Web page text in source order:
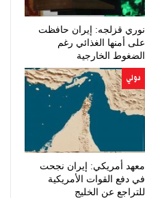
نوري قزلجه: إيران حافظت
على أمنها الغذائي رغم
الضغوط الخارجية
دولي
معهد أمريكي: إيران نجحت
في دفع القوات الأمريكية
للتراجع عن الخليج